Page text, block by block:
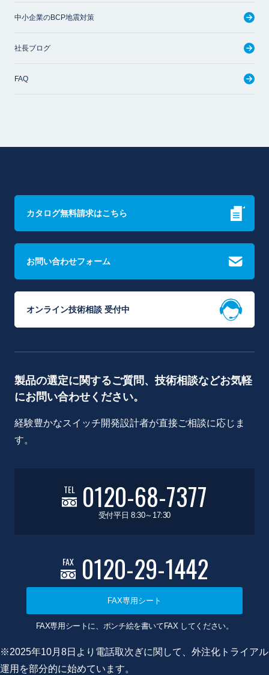
中小企業のBCP地震対策
社長ブログ
FAQ
カタログ無料請求はこちら
お問い合わせフォーム
オンライン技術相談 受付中
製品の選定に関するご質問、技術相談などお気軽
にお問い合わせください。
経験豊かなスイッチ開発設計者が直接ご相談に応じま
す。
TEL 0120-68-7377
受付平日 8:30～17:30
FAX 0120-29-1442
FAX専用シート
FAX専用シートに、ポンチ絵を書いてFAX してください。
※2025年10月8日より電話取次ぎに関して、外注化トライアル
運用を部分的に始めています。